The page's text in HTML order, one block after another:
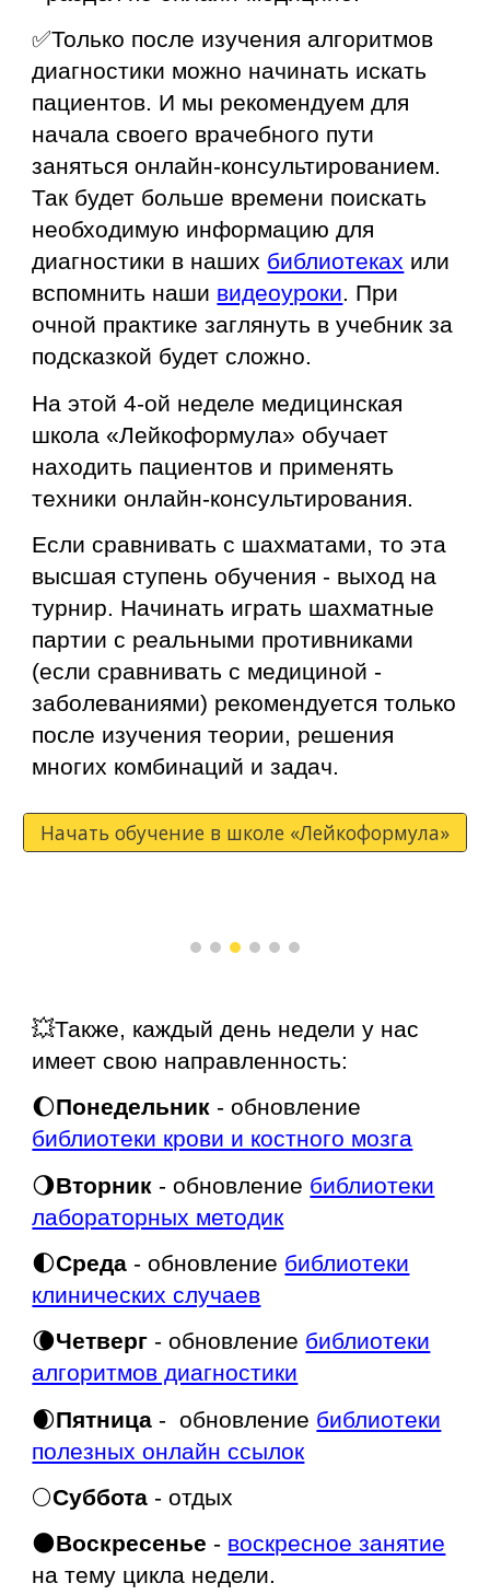
✅Только после изучения алгоритмов
диагностики можно начинать искать
пациентов. И мы рекомендуем для
начала своего врачебного пути
заняться онлайн-консультированием.
Так будет больше времени поискать
необходимую информацию для
диагностики в наших библиотеках или
вспомнить наши видеоуроки. При
очной практике заглянуть в учебник за
подсказкой будет сложно.
На этой 4-ой неделе медицинская
школа «Лейкоформула» обучает
находить пациентов и применять
техники онлайн-консультирования.
Если сравнивать с шахматами, то эта
высшая ступень обучения - выход на
турнир. Начинать играть шахматные
партии с реальными противниками
(если сравнивать с медициной -
заболеваниями) рекомендуется только
после изучения теории, решения
многих комбинаций и задач.
Начать обучение в школе «Лейкоформула»
💥Также, каждый день недели у нас
имеет свою направленность:
🌔Понедельник - обновление
библиотеки крови и костного мозга
🌖Вторник - обновление библиотеки
лабораторных методик
🌓Среда - обновление библиотеки
клинических случаев
🌘Четверг - обновление библиотеки
алгоритмов диагностики
🌒Пятница - обновление библиотеки
полезных онлайн ссылок
🌕Суббота - отдых
🌑Воскресенье - воскресное занятие
на тему цикла недели.